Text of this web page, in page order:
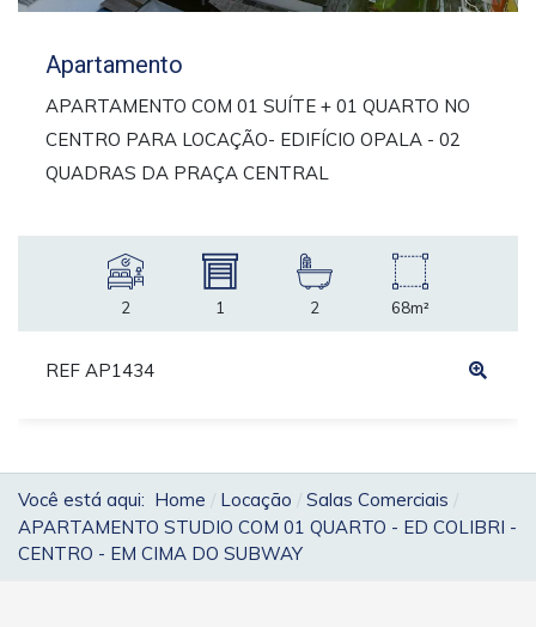
Apartamento
APARTAMENTO COM 01 SUÍTE + 01 QUARTO NO
CENTRO PARA LOCAÇÃO- EDIFÍCIO OPALA - 02
QUADRAS DA PRAÇA CENTRAL
2 1 2 68m²
REF AP1434
Você está aqui: Home Locação
Salas Comerciais
APARTAMENTO STUDIO COM 01 QUARTO - ED COLIBRI -
CENTRO - EM CIMA DO SUBWAY